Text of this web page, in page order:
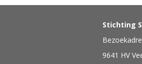
Stichting
9641 HV